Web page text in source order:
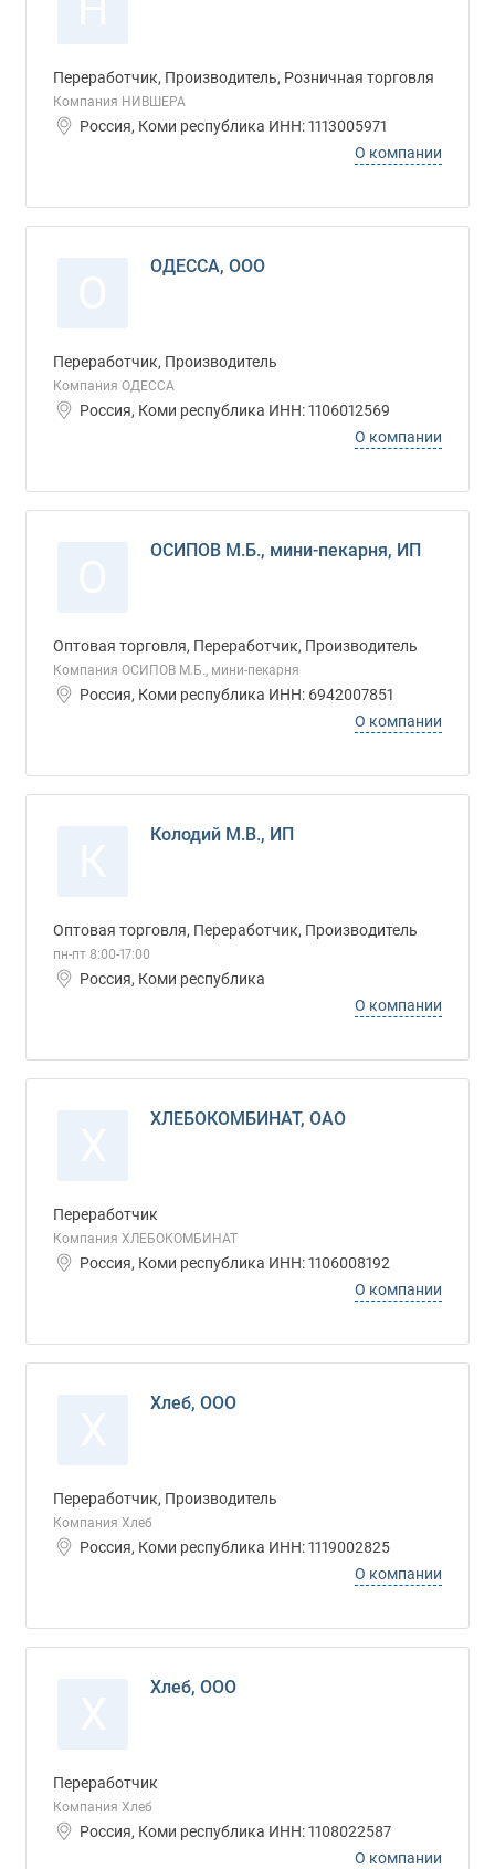
Переработчик, Производитель, Розничная торговля
Компания НИВШЕРА
Россия, Коми республика ИНН: 1113005971
О компании
ОДЕССА, ООО
Переработчик, Производитель
Компания ОДЕССА
Россия, Коми республика ИНН: 1106012569
О компании
ОСИПОВ М.Б., мини-пекарня, ИП
Оптовая торговля, Переработчик, Производитель
Компания ОСИПОВ М.Б., мини-пекарня
Россия, Коми республика ИНН: 6942007851
О компании
Колодий М.В., ИП
Оптовая торговля, Переработчик, Производитель
пн-пт 8:00-17:00
Россия, Коми республика
О компании
ХЛЕБОКОМБИНАТ, ОАО
Переработчик
Компания ХЛЕБОКОМБИНАТ
Россия, Коми республика ИНН: 1106008192
О компании
Хлеб, ООО
Переработчик, Производитель
Компания Хлеб
Россия, Коми республика ИНН: 1119002825
О компании
Хлеб, ООО
Переработчик
Компания Хлеб
Россия, Коми республика ИНН: 1108022587
О компании